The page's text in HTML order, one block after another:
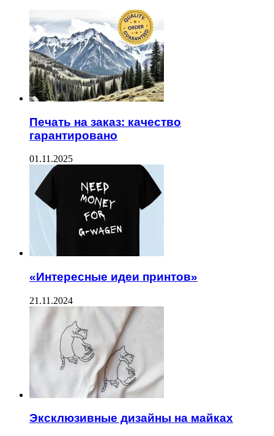
Печать на заказ: качество
гарантировано
01.11.2025
«Интересные идеи принтов»
21.11.2024
Эксклюзивные дизайны на майках